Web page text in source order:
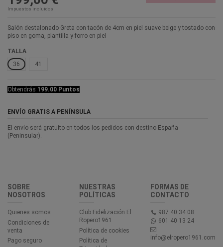
Impuestos incluidos
Salón destalonado Greta con tacón de 4cm en piel suave beige y tostado con
piso en goma, plantilla y forro en piel
TALLA
36
41
Obtendrás 199.00 Puntos
ENVÍO GRATIS A PENÍNSULA
El envío será gratuito en todos los pedidos con destino España
(Peninsular).
SOBRE
NOSOTROS
Quienes somos
Condiciones de
venta
Pago seguro
NUESTRAS
POLÍTICAS
Club Fidelización El
Ropero1961
Política de cookies
Política de
FORMAS DE
CONTACTO
987 40 34 08
601 40 13 24
info@elropero1961.com